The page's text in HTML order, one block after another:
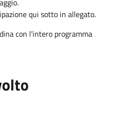
qui sotto in allegato.
con l'intero programma